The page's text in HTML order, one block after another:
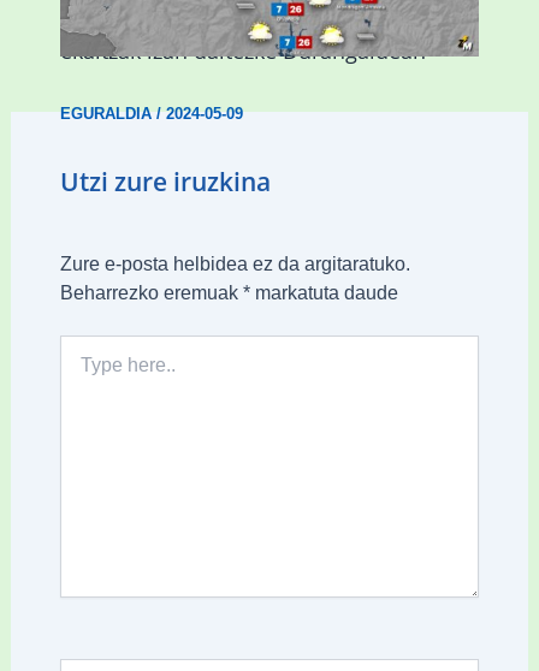
Asteburuan 25 gradu baino gehiago eta
ekaitzak izan daitezke Durangaldean
EGURALDIA/2024-05-09
Utzi zure iruzkina
Zure e-posta helbidea ez da argitaratuko.
Beharrezko eremuak *markatuta daude
here..